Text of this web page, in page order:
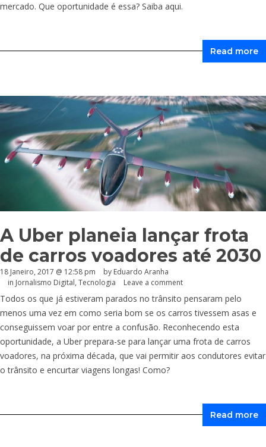
mercado. Que oportunidade é essa? Saiba aqui.
Read more
A Uber planeia lançar frota
de carros voadores até 2030
18 Janeiro, 2017 @ 12:58 pm by Eduardo Aranha
in Jornalismo Digital, Tecnologia Leave a comment
Todos os que já estiveram parados no trânsito pensaram pelo
menos uma vez em como seria bom se os carros tivessem asas e
conseguissem voar por entre a confusão. Reconhecendo esta
oportunidade, a Uber prepara-se para lançar uma frota de carros
voadores, na próxima década, que vai permitir aos condutores evitar
o trânsito e encurtar viagens longas! Como?
Read more